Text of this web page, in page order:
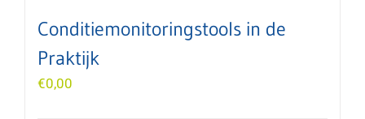
Conditiemonitoringstools in de
Praktijk
€0,00